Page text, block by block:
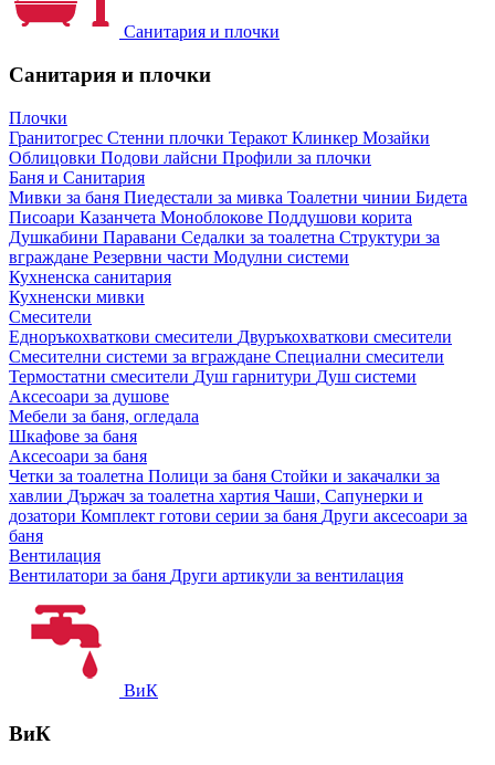
Санитария и плочки
Санитария и плочки
Плочки
Гранитогрес Стенни плочки Теракот Клинкер Мозайки
Облицовки Подови лайсни Профили за плочки
Баня и Санитария
Мивки за баня Пиедестали за мивка Тоалетни чинии Бидета
Писоари Казанчета Моноблокове Поддушови корита
Душкабини Паравани Седалки за тоалетна Структури за
вграждане Резервни части Модулни системи
Кухненска санитария
Кухненски мивки
Смесители
Едноръкохваткови смесители Двуръкохваткови смесители
Смесителни системи за вграждане Специални смесители
Термостатни смесители Душ гарнитури Душ системи
Аксесоари за душове
Мебели за баня, огледала
Шкафове за баня
Аксесоари за баня
Четки за тоалетна Полици за баня Стойки и закачалки за
хавлии Държач за тоалетна хартия Чаши, Сапунерки и
дозатори Комплект готови серии за баня Други аксесоари за
баня
Вентилация
Вентилатори за баня Други артикули за вентилация
ВиК
ВиК